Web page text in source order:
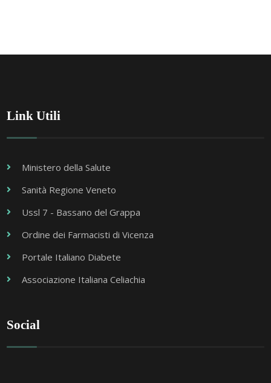
Link Utili
Ministero della Salute
Sanità Regione Veneto
Ussl 7 - Bassano del Grappa
Ordine dei Farmacisti di Vicenza
Portale Italiano Diabete
Associazione Italiana Celiachia
Social